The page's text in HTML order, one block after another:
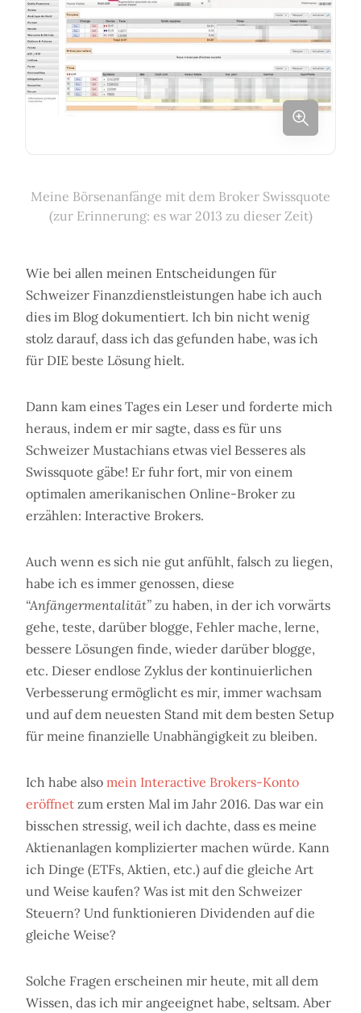
Meine Börsenanfänge mit dem Broker Swissquote
(zur Erinnerung: es war 2013 zu dieser Zeit)
Wie bei allen meinen Entscheidungen für
Schweizer Finanzdienstleistungen habe ich auch
dies im Blog dokumentiert. Ich bin nicht wenig
stolz darauf, dass ich das gefunden habe, was ich
für DIE beste Lösung hielt.
Dann kam eines Tages ein Leser und forderte mich
heraus, indem er mir sagte, dass es für uns
Schweizer Mustachians etwas viel Besseres als
Swissquote gäbe! Er fuhr fort, mir von einem
optimalen amerikanischen Online-Broker zu
erzählen: Interactive Brokers.
Auch wenn es sich nie gut anfühlt, falsch zu liegen,
habe ich es immer genossen, diese
“Anfängermentalität” zu haben, in der ich vorwärts
gehe, teste, darüber blogge, Fehler mache, lerne,
bessere Lösungen finde, wieder darüber blogge,
etc. Dieser endlose Zyklus der kontinuierlichen
Verbesserung ermöglicht es mir, immer wachsam
und auf dem neuesten Stand mit dem besten Setup
für meine finanzielle Unabhängigkeit zu bleiben.
Ich habe also mein Interactive Brokers-Konto
eröffnet zum ersten Mal im Jahr 2016. Das war ein
bisschen stressig, weil ich dachte, dass es meine
Aktienanlagen komplizierter machen würde. Kann
ich Dinge (ETFs, Aktien, etc.) auf die gleiche Art
und Weise kaufen? Was ist mit den Schweizer
Steuern? Und funktionieren Dividenden auf die
gleiche Weise?
Solche Fragen erscheinen mir heute, mit all dem
Wissen, das ich mir angeeignet habe, seltsam. Aber